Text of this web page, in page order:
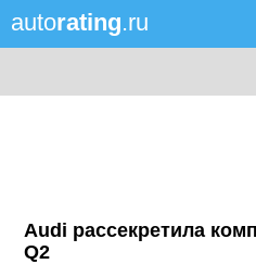
autorating.ru
Audi рассекретила
Q2